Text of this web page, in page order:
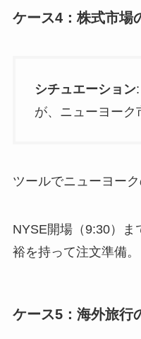
ケース4：株式市場
シチュエーション
が、ニューヨー
ツールでニューヨー
NYSE開場（9:30）ま
裕を持って注文準備。
ケース5：海外旅行